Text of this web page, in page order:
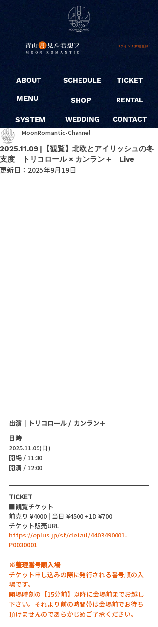
ログイン / 新規登録
ABOUT
MENU
SYSTEM
SCHEDULE
SHOP
WEDDING
TICKET
RENTAL
CONTACT
2025.11.09 |【観覧】北欧とアイリッシュの冬
支度 トリコロール × カンラン＋ Live
MoonRomantic-Channel
更新日： 2025年9月19日
出演｜トリコロール /  カンラン＋
日時
2025.11.09(日)
開場 / 11:30
開演 / 12:00
TICKET
■観覧チケット
前売り ¥4000 | 当日 ¥4500 +1D ¥700
チケット販売URL
https://eplus.jp/sf/detail/4403490001-
P0030001
※整理番号順入場
チケット申し込みの際に発行される番号順の入
場です。
開場時刻の【15分前】以降に会場前までお越し
下さい。それより前の時間帯は会場前でお待ち
頂けませんのであらかじめご了承ください。